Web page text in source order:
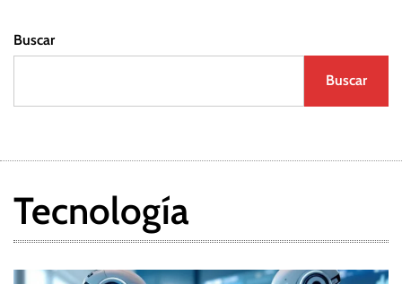
Buscar
Buscar
Tecnología